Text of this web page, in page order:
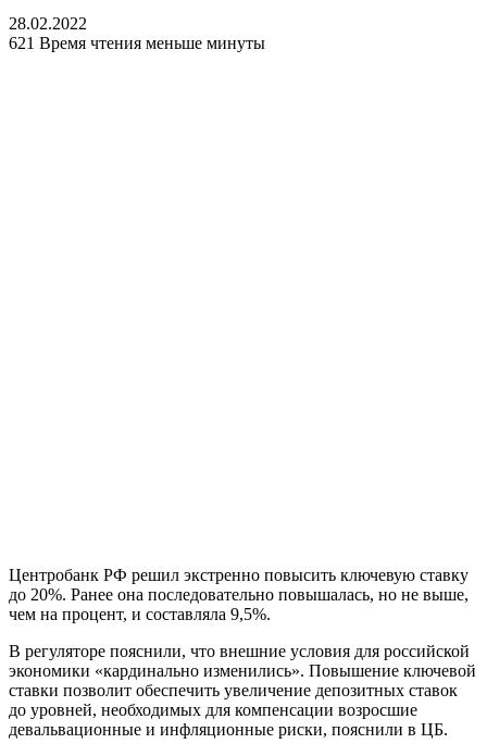
28.02.2022
621 Время чтения меньше минуты
Центробанк РФ решил экстренно повысить ключевую ставку
до 20%. Ранее она последовательно повышалась, но не выше,
чем на процент, и составляла 9,5%.
В регуляторе пояснили, что внешние условия для российской
экономики «кардинально изменились». Повышение ключевой
ставки позволит обеспечить увеличение депозитных ставок
до уровней, необходимых для компенсации возросшие
девальвационные и инфляционные риски, пояснили в ЦБ.